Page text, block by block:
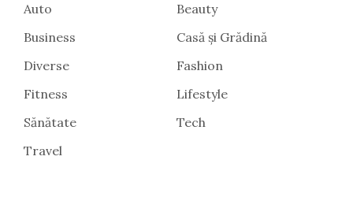
Auto
Beauty
Business
Casă și Grădină
Diverse
Fashion
Fitness
Lifestyle
Sănătate
Tech
Travel